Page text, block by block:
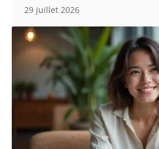
29 juillet 2026